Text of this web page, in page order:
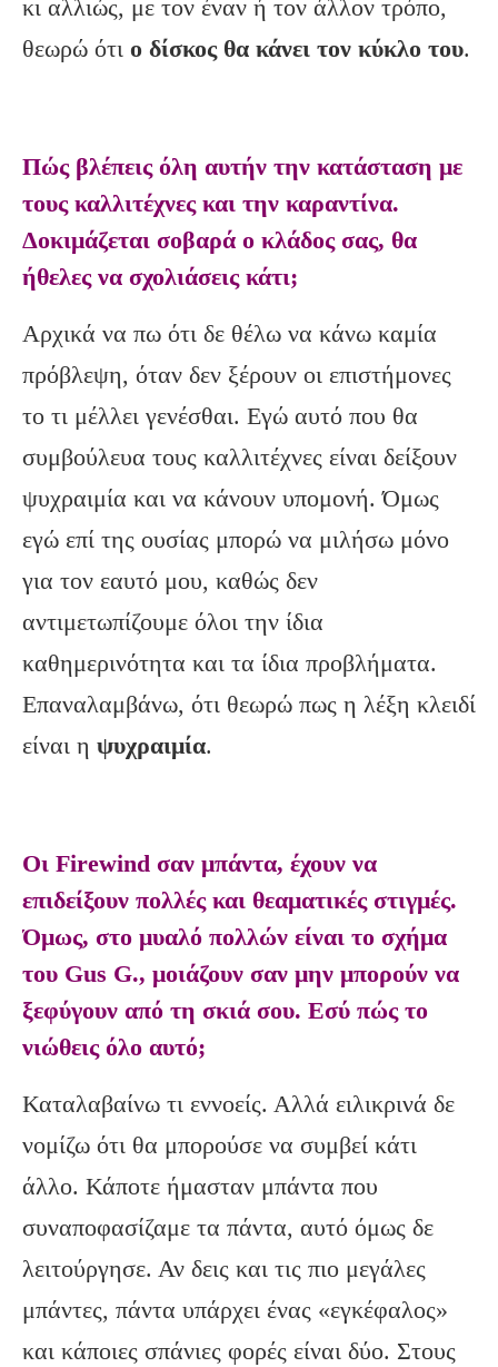
κι αλλιώς, με τον έναν ή τον άλλον τρόπο,
θεωρώ ότι ο δίσκος θα κάνει τον κύκλο του.
Πώς βλέπεις όλη αυτήν την κατάσταση με
τους καλλιτέχνες και την καραντίνα.
Δοκιμάζεται σοβαρά ο κλάδος σας, θα
ήθελες να σχολιάσεις κάτι;
Αρχικά να πω ότι δε θέλω να κάνω καμία
πρόβλεψη, όταν δεν ξέρουν οι επιστήμονες
το τι μέλλει γενέσθαι. Εγώ αυτό που θα
συμβούλευα τους καλλιτέχνες είναι δείξουν
ψυχραιμία και να κάνουν υπομονή. Όμως
εγώ επί της ουσίας μπορώ να μιλήσω μόνο
για τον εαυτό μου, καθώς δεν
αντιμετωπίζουμε όλοι την ίδια
καθημερινότητα και τα ίδια προβλήματα.
Επαναλαμβάνω, ότι θεωρώ πως η λέξη κλειδί
είναι η ψυχραιμία.
Οι Firewind σαν μπάντα, έχουν να
επιδείξουν πολλές και θεαματικές στιγμές.
Όμως, στο μυαλό πολλών είναι το σχήμα
του Gus G., μοιάζουν σαν μην μπορούν να
ξεφύγουν από τη σκιά σου. Εσύ πώς το
νιώθεις όλο αυτό;
Καταλαβαίνω τι εννοείς. Αλλά ειλικρινά δε
νομίζω ότι θα μπορούσε να συμβεί κάτι
άλλο. Κάποτε ήμασταν μπάντα που
συναποφασίζαμε τα πάντα, αυτό όμως δε
λειτούργησε. Αν δεις και τις πιο μεγάλες
μπάντες, πάντα υπάρχει ένας «εγκέφαλος»
και κάποιες σπάνιες φορές είναι δύο. Στους